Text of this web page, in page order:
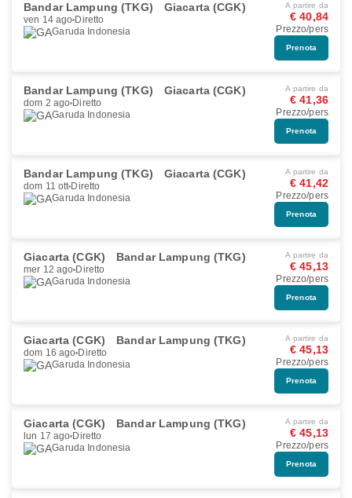
Bandar Lampung (TKG) Giacarta (CGK)
ven 14 ago Diretto
Garuda Indonesia
A partire da
€ 40,84
Prezzo/pers
Prenota
Bandar Lampung (TKG) Giacarta (CGK)
dom 2 ago Diretto
Garuda Indonesia
A partire da
€ 41,36
Prezzo/pers
Prenota
Bandar Lampung (TKG) Giacarta (CGK)
dom 11 ott Diretto
Garuda Indonesia
A partire da
€ 41,42
Prezzo/pers
Prenota
Giacarta (CGK) Bandar Lampung (TKG)
mer 12 ago Diretto
Garuda Indonesia
A partire da
€ 45,13
Prezzo/pers
Prenota
Giacarta (CGK) Bandar Lampung (TKG)
dom 16 ago Diretto
Garuda Indonesia
A partire da
€ 45,13
Prezzo/pers
Prenota
Giacarta (CGK) Bandar Lampung (TKG)
lun 17 ago Diretto
Garuda Indonesia
A partire da
€ 45,13
Prezzo/pers
Prenota